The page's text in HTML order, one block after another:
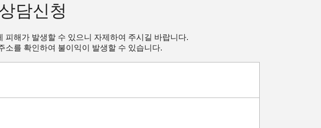
담신청
해가 발생할 수 있으니 자제하여 주시길 바랍니다.
소를 확인하여 불이익이 발생할 수 있습니다.